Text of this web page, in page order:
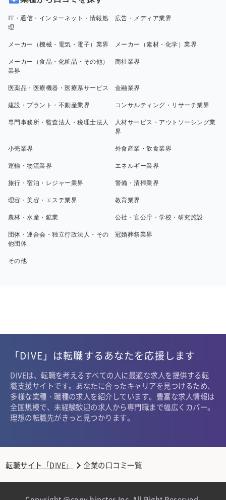
IT・通信・インターネット・情報処
理
広告・メディア業界
メーカー（機械・電気・電子）業界 メーカー（素材・化学）業界
メーカー（食品・化粧品・その他）
業界
商社業界
医薬品・医療機器・医療系サービス 金融業界
建設・プラント・不動産業界 コンサルティング・リサーチ業界
専門事務所・監査法人・税理士法人
人材サービス・アウトソーシング業
界
小売業界 外食産業・飲食業界
運輸・物流業界 エネルギー業界
旅行・宿泊・レジャー業界 警備・清掃業界
理容・美容・エステ業界 教育業界
農林・水産・鉱業 公社・官公庁・学校・研究施設
団体・連合会・独立行政法人・その
他団体
冠婚葬祭業界
その他
「DIVE」は転職するあなたを応援します
DIVEは、転職を考えるすべての人に最適な求人を提供する転
職支援サイトです。あなたに合ったキャリアを見つけるため、
多様な業種・職種の求人を紹介しています。豊富な求人情報は
全国規模で、未経験歓迎の求人から専門職まで幅広くカバー。
理想の転職先がきっと見つかります。
転職サイト「DIVE」 企業の口コミ一覧